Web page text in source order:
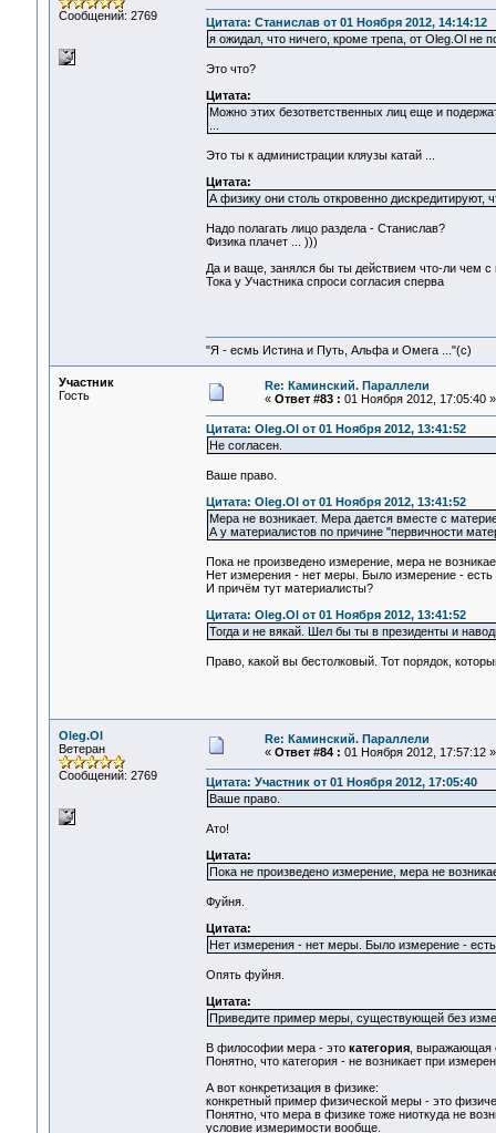
Сообщений: 2769
Цитата: Станислав от 01 Ноября 2012, 14:14:12
я ожидал, что ничего, кроме трепа, от Oleg.Ol не
Это что?
Цитата:
Можно этих безответственных лиц еще и
Это ты к администрации кляузы катай ...
Цитата:
А физику они столь откровенно дискредитируют,
Надо полагать лицо раздела - Станислав?
Физика плачет ... )))
Да и ваще, занялся бы ты действием что-ли чем с
Тока у Участника спроси согласия сперва
"Я - есмь Истина и Путь, Альфа и Омега ..."(с)
Участник
Гость
Re: Каминский. Параллели
« Ответ #83 : 01 Ноября 2012, 17:05:40 »
Цитата: Oleg.Ol от 01 Ноября 2012, 13:41:52
Не согласен.
Ваше право.
Цитата: Oleg.Ol от 01 Ноября 2012, 13:41:52
Мера не возникает. Мера дается вместе с
А у материалистов по причине "первичности
Пока не произведено измерение, мера не
Нет измерения - нет меры. Было измерение -
И причём тут материалисты?
Цитата: Oleg.Ol от 01 Ноября 2012, 13:41:52
Тогда и не вякай. Шел бы ты в президенты и
Право, какой вы бестолковый. Тот порядок,
Oleg.Ol
Ветеран
Сообщений: 2769
Re: Каминский. Параллели
« Ответ #84 : 01 Ноября 2012, 17:57:12 »
Цитата: Участник от 01 Ноября 2012, 17:05:40
Ваше право.
Ато!
Цитата:
Пока не произведено измерение, мера не
Фуйня.
Цитата:
Нет измерения - нет меры. Было измерение -
Опять фуйня.
Цитата:
Приведите пример меры, существующей без
В философии мера - это категория, выражающая
Понятно, что категория - не возникает при
А вот конкретизация в физике:
конкретный пример физической меры - это
Понятно, что мера в физике тоже ниоткуда не
условие измеримости вообще.